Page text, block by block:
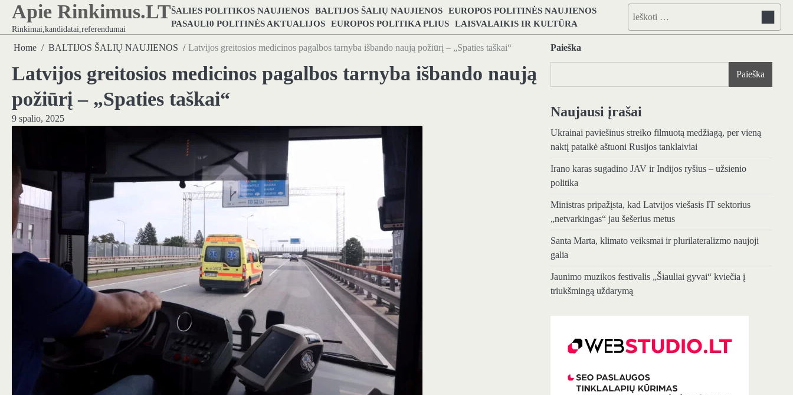
Skip
content
Apie Rinkimus.LT
Rinkimai,kandidatai,referendumai
ŠALIES POLITIKOS NAUJIENOS BALTIJOS ŠALIŲ NAUJIENOS EUROPOS POLITINĖS NAUJIENOS
PASAULI0 POLITINĖS AKTUALIJOS EUROPOS POLITIKA PLIUS LAISVALAIKIS IR KULTŪRA
Ieškoti:
Home BALTIJOS ŠALIŲ NAUJIENOS Latvijos greitosios medicinos pagalbos tarnyba išbando naują požiūrį – „Spaties taškai“
Latvijos greitosios medicinos pagalbos tarnyba išbando naują
požiūrį – „Spaties taškai“
9 spalio, 2025
Paieška
Paieška
Naujausi įrašai
Ukrainai paviešinus streiko filmuotą medžiagą, per vieną
naktį pataikė aštuoni Rusijos tanklaiviai
Irano karas sugadino JAV ir Indijos ryšius – užsienio
politika
Ministras pripažįsta, kad Latvijos viešasis IT sektorius
„netvarkingas“ jau šešerius metus
Santa Marta, klimato veiksmai ir plurilateralizmo naujoji
galia
Jaunimo muzikos festivalis „Šiauliai gyvai“ kviečia į
triukšmingą uždarymą